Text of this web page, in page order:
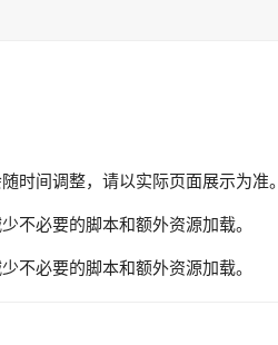
时间调整，请以实际页面展示为准。
不必要的脚本和额外资源加载。
不必要的脚本和额外资源加载。